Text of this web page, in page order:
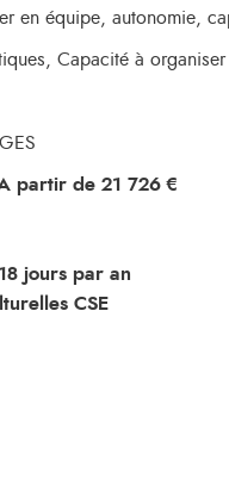
en équipe, autonomie,
Capacité à
partir de 21 726 €
jours par an
CSE